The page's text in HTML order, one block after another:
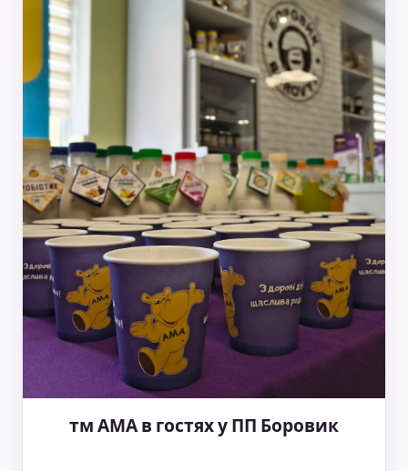
тм АМА в гостях у ПП Боровик